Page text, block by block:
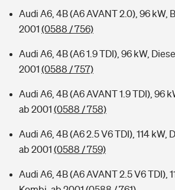
Audi A6, 4B (A6 AVANT 2.0), 96 kW,
2001 (0588 / 756)
Audi A6, 4B (A6 1.9 TDI), 96 kW,
2001 (0588 / 757)
Audi A6, 4B (A6 AVANT 1.9 TDI), 96
ab 2001 (0588 / 758)
Audi A6, 4B (A6 2.5 V6 TDI), 114 kW,
ab 2001 (0588 / 759)
Audi A6, 4B (A6 AVANT 2.5 V6 TDI),